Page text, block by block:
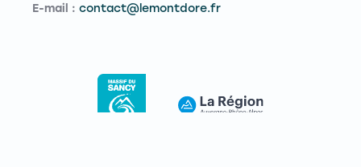
E-mail : contact@lemontdore.fr